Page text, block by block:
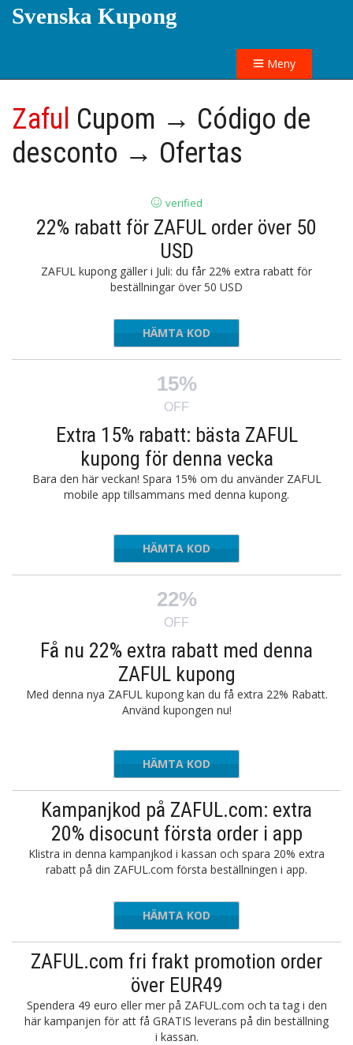
Svenska Kupong
Meny
Zaful Cupom → Código de
desconto → Ofertas
verified
22% rabatt för ZAFUL order över 50
USD
ZAFUL kupong gäller i Juli: du får 22% extra rabatt för
beställningar över 50 USD
ADZF
HÄMTA KOD
15%
OFF
Extra 15% rabatt: bästa ZAFUL
kupong för denna vecka
Bara den här veckan! Spara 15% om du använder ZAFUL
mobile app tillsammans med denna kupong.
AFULAPP
HÄMTA KOD
22%
OFF
Få nu 22% extra rabatt med denna
ZAFUL kupong
Med denna nya ZAFUL kupong kan du få extra 22% Rabatt.
Använd kupongen nu!
RMN22
HÄMTA KOD
Kampanjkod på ZAFUL.com: extra
20% disocunt första order i app
Klistra in denna kampanjkod i kassan och spara 20% extra
rabatt på din ZAFUL.com första beställningen i app.
AFULAPP
HÄMTA KOD
ZAFUL.com fri frakt promotion order
över EUR49
Spendera 49 euro eller mer på ZAFUL.com och ta tag i den
här kampanjen för att få GRATIS leverans på din beställning
i kassan.